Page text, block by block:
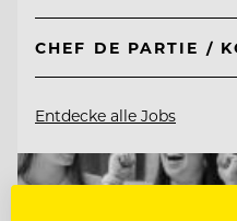
CHEF DE PARTIE /
Entdecke alle Jobs